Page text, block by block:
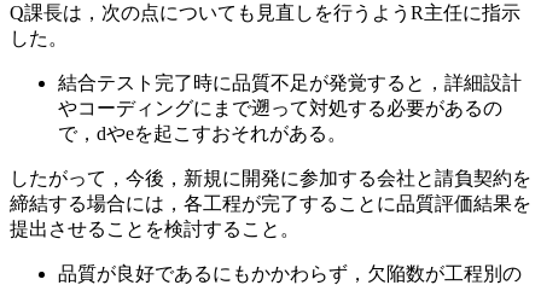
Q課長は，次の点についても見直しを行うようR主任に指示
した。
結合テスト完了時に品質不足が発覚すると，詳細設計
やコーディングにまで遡って対処する必要があるの
で， dやeを起こすおそれがある。
したがって，今後，新規に開発に参加する会社と請負契約を
締結する場合には，各工程が完了することに品質評価結果を
提出させることを検討すること。
品質が良好であるにもかかわらず，欠陥数が工程別の